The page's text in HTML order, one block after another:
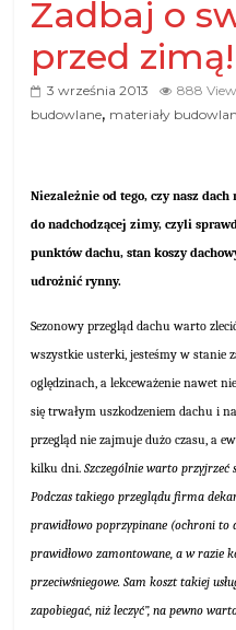
Zadbaj o
przed zimą!
3 września 2013 888
budowlane, materiały
Niezależnie od tego, czy nasz
do nadchodzącej zimy, czyli
punktów dachu, stan koszy
udrożnić rynny.
Sezonowy przegląd dachu warto
wszystkie usterki, jesteśmy w stanie
oględzinach, a lekceważenie nawet
się trwałym uszkodzeniem dachu i
przegląd nie zajmuje dużo czasu, a
kilku dni.Szczególnie warto przyjrzeć
Podczas takiego przeglądu firma
prawidłowo poprzypinane (ochroni to
prawidłowo zamontowane, a w razie
przeciwśniegowe. Sam koszt takiej
zapobiegać, niż leczyć”, na pewno